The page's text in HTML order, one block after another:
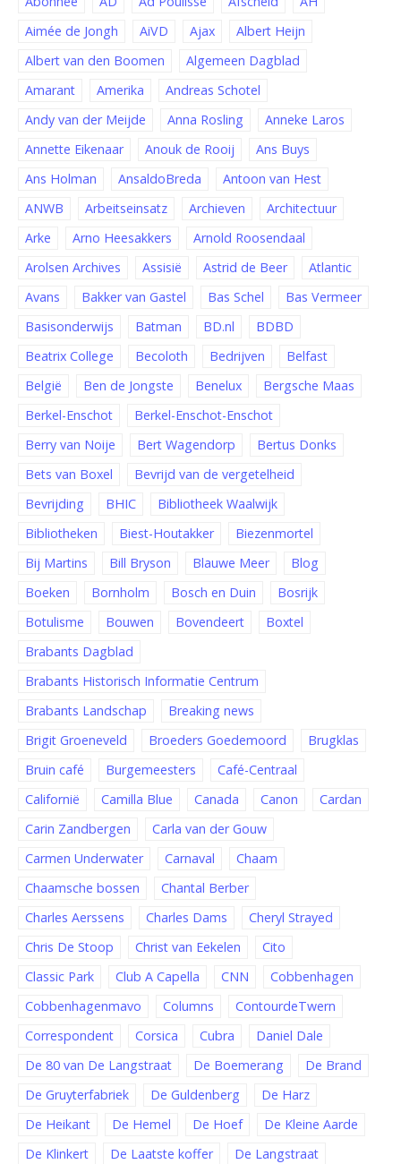
Aimée de Jongh
AiVD Ajax
Albert Heijn
Albert van den Boomen
Algemeen Dagblad
Amarant
Amerika
Andreas Schotel
Andy van der Meijde
Anna Rosling
Anneke Laros
Annette Eikenaar
Anouk de Rooij
Ans Buys
Ans Holman
AnsaldoBreda
Antoon van Hest
ANWB
Arbeitseinsatz Archieven
Architectuur
Arke
Arno Heesakkers
Arnold Roosendaal
Arolsen Archives
Assisië Astrid de Beer
Atlantic
Avans
Bakker van Gastel Bas Schel
Bas Vermeer
Basisonderwijs
Batman BD.nl
BDBD
Beatrix College
Becoloth Bedrijven
Belfast
België
Ben de Jongste Benelux
Bergsche Maas
Berkel-Enschot
Berkel-Enschot-Enschot
Berry van Noije
Bert Wagendorp
Bertus Donks
Bets van Boxel
Bevrijd van de vergetelheid
Bevrijding
BHIC
Bibliotheek Waalwijk
Bibliotheken
Biest-Houtakker
Biezenmortel
Bij Martins
Bill Bryson Blauwe Meer
Blog
Boeken
Bornholm Bosch en Duin
Bosrijk
Botulisme
Bouwen Bovendeert
Boxtel
Brabants Dagblad
Brabants Historisch Informatie Centrum
Brabants Landschap
Breaking news
Brigit Groeneveld
Broeders Goedemoord
Brugklas
Bruin café
Burgemeesters
Café-Centraal
Californië
Camilla Blue Canada Canon
Cardan
Carin Zandbergen
Carla van der Gouw
Carmen Underwater
Carnaval
Chaam
Chaamsche bossen
Chantal Berber
Charles Aerssens
Charles Dams
Cheryl Strayed
Chris De Stoop
Christ van Eekelen
Cito
Classic Park
Club A Capella CNN
Cobbenhagen
Cobbenhagenmavo
Columns
ContourdeTwern
Correspondent
Corsica Cubra
Daniel Dale
De 80 van De Langstraat
De Boemerang
De Brand
De Gruyterfabriek
De Guldenberg
De Harz
De Heikant
De Hemel De Hoef
De Kleine Aarde
De Klinkert
De Laatste koffer
De Langstraat